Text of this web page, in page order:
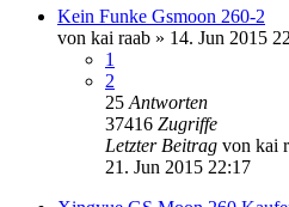
Kein Funke Gsmoon 260-2
von kai raab » 14. Jun 2015
1
2
25 Antworten
37416 Zugriffe
Letzter Beitrag von kai
21. Jun 2015 22:17